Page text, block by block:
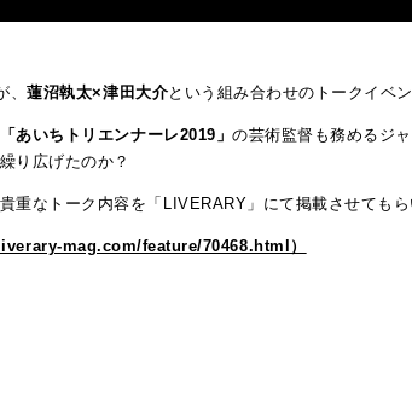
、蓮沼執太×津田大介という組み合わせのトークイベン
「あいちトリエンナーレ2019」の芸術監督も務めるジ
繰り広げたのか？
なトーク内容を「LIVERARY」にて掲載させてもら
mag.com/feature/70468.html）